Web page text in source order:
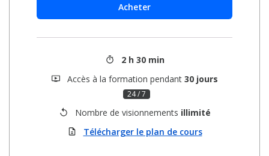
Acheter
2 h 30 min
Accès à la formation pendant 30 jours
24 / 7
Nombre de visionnements illimité
Télécharger le plan de cours